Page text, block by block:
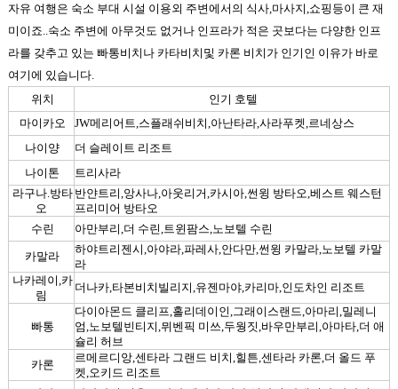
자유 여행은 숙소 부대 시설 이용외 주변에서의 식사,마사지,쇼핑등이 큰 재
미이죠..숙소 주변에 아무것도 없거나 인프라가 적은 곳보다는 다양한 인프
라를 갖추고 있는 빠통비치나 카타비치및 카론 비치가 인기인 이유가 바로
여기에 있습니다.
위치
인기 호텔
마이카오
JW메리어트,스플래쉬비치,아난타라,사라푸켓,르네상스
나이양
더 슬레이트 리조트
나이톤
트리사라
라구나.방타
오
반얀트리,앙사나,아웃리거,카시아,썬윙 방타오,베스트 웨스턴
프리미어 방타오
수린
아만부리,더 수린,트윈팜스,노보텔 수린
카말라
하야트리젠시,아야라,파레사,안다만,썬윙 카말라,노보텔 카말
라
나카레이,카
림
더나카,타본비치빌리지,유젠마야,카리마,인도차인 리조트
빠통
다이아몬드 클리프,홀리데이인,그래이스랜드,아마리,밀레니
엄,노보텔빈티지,뮈벤픽 미쓰,두웡짓,바우만부리,아마타,더 애
슐리 허브
카론
르메르디앙,센타라 그랜드 비치,힐튼,센타라 카론,더 올드 푸
켓,오키드 리조트